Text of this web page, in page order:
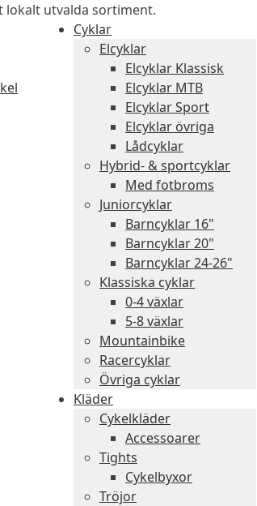
lokalt utvalda sortiment.
Cyklar
Elcyklar
Elcyklar Klassisk
Elcyklar MTB
Elcyklar Sport
Elcyklar övriga
Lådcyklar
Hybrid- & sportcyklar
Med fotbroms
Juniorcyklar
Barncyklar 16"
Barncyklar 20"
Barncyklar 24-26"
Klassiska cyklar
0-4 växlar
5-8 växlar
Mountainbike
Racercyklar
Övriga cyklar
Kläder
Cykelkläder
Accessoarer
Tights
Cykelbyxor
Tröjor